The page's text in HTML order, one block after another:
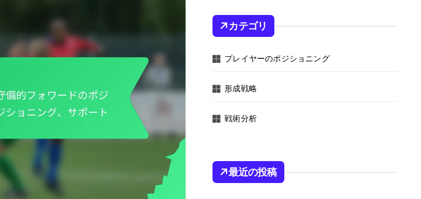
h
o
:
カテゴリ
プレイヤーのポジショニング
形成戦略
戦術分析
最近の投稿